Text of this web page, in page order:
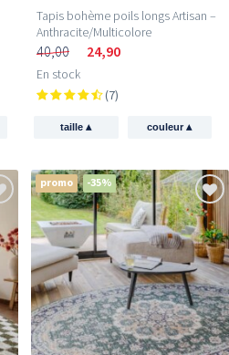
Tapis bohème poils longs Artisan –
Anthracite/Multicolore
40,00 24,90
En stock
(7)
taille▴ couleur▴
promo -35%